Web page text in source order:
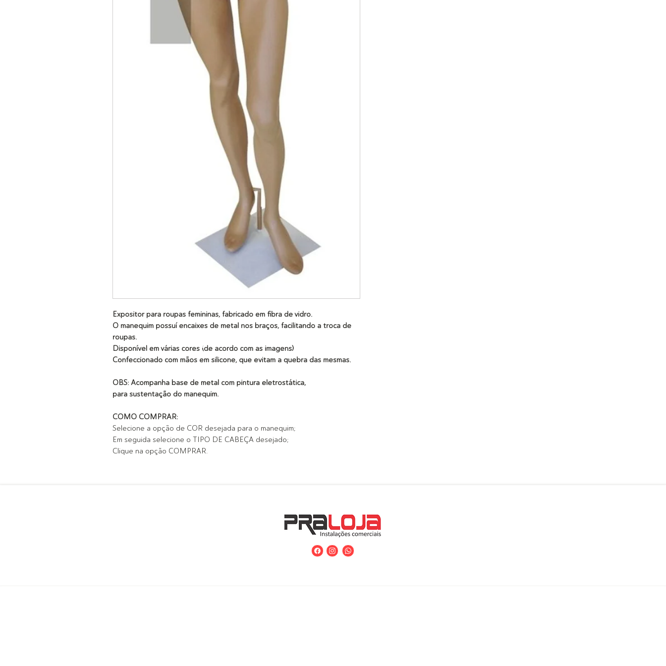
Expositor para roupas femininas, fabricado em fibra de vidro.
O manequim possuí encaixes de metal nos braços, facilitando a troca de
roupas.
Disponível em várias cores (de acordo com as imagens)
Confeccionado com mãos em silicone, que evitam a quebra das mesmas.
OBS: Acompanha base de metal com pintura eletrostática,
para sustentação do manequim.
COMO COMPRAR:
Selecione a opção de COR desejada para o manequim;
Em seguida selecione o TIPO DE CABEÇA desejado;
Clique na opção COMPRAR.